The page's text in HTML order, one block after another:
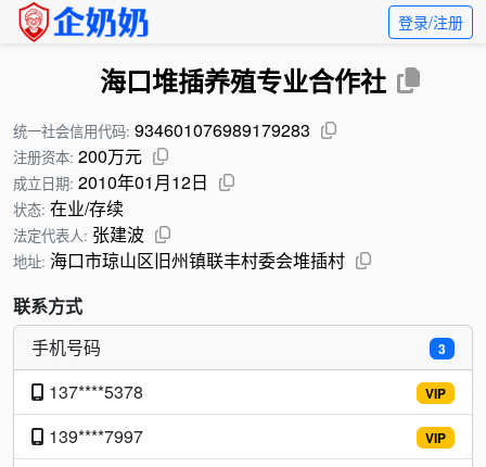
登录/注册
海口堆插养殖专业合作社
统一社会信用代码: 934601076989179283
注册资本: 200万元
成立日期: 2010年01月12日
状态: 在业/存续
法定代表人: 张建波
地址: 海口市琼山区旧州镇联丰村委会堆插村
联系方式
3
手机号码
VIP
137****5378
VIP
139****7997